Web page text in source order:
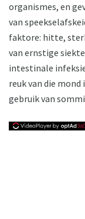
organismes, en
van
faktore: hitte,
van ernstige
intestinale
reuk van die
gebruik van